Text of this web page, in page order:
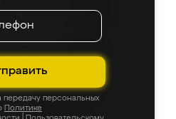
персональных
Политике